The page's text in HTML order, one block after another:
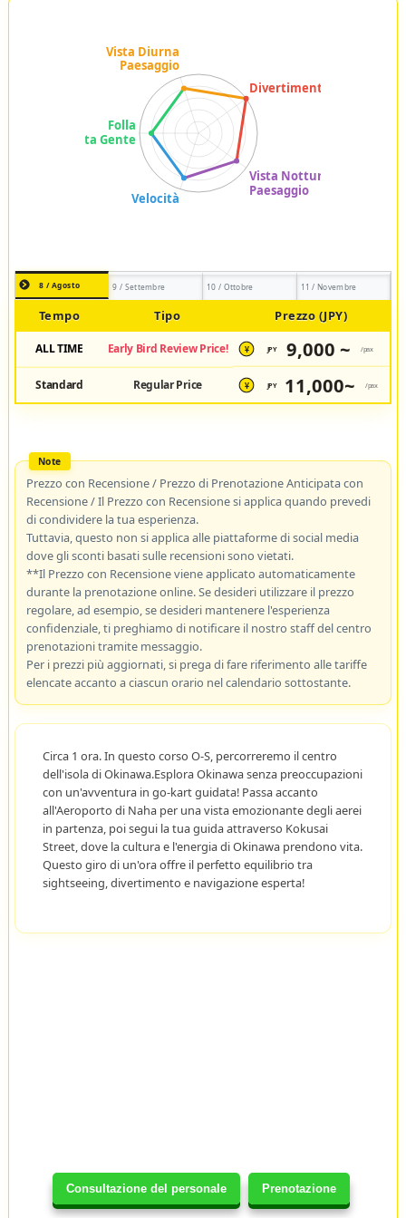
Consultazione del personale Prenotazione
8 / Agosto 9 / Settembre 10 / Ottobre 11 / Novembre
Tempo Tipo Prezzo (JPY)
ALL TIME Early Bird Review Price! ¥ JPY 9,000 ~ /pax
Standard Regular Price ¥ JPY 11,000~ /pax
Prezzo con Recensione / Prezzo di Prenotazione Anticipata con
Recensione / Il Prezzo con Recensione si applica quando prevedi
di condividere la tua esperienza.
Tuttavia, questo non si applica alle piattaforme di social media
dove gli sconti basati sulle recensioni sono vietati.
**Il Prezzo con Recensione viene applicato automaticamente
durante la prenotazione online. Se desideri utilizzare il prezzo
regolare, ad esempio, se desideri mantenere l'esperienza
confidenziale, ti preghiamo di notificare il nostro staff del centro
prenotazioni tramite messaggio.
Per i prezzi più aggiornati, si prega di fare riferimento alle tariffe
elencate accanto a ciascun orario nel calendario sottostante.
Circa 1 ora. In questo corso O-S, percorreremo il centro
dell'isola di Okinawa.Esplora Okinawa senza preoccupazioni
con un'avventura in go-kart guidata! Passa accanto
all'Aeroporto di Naha per una vista emozionante degli aerei
in partenza, poi segui la tua guida attraverso Kokusai
Street, dove la cultura e l'energia di Okinawa prendono vita.
Questo giro di un'ora offre il perfetto equilibrio tra
sightseeing, divertimento e navigazione esperta!